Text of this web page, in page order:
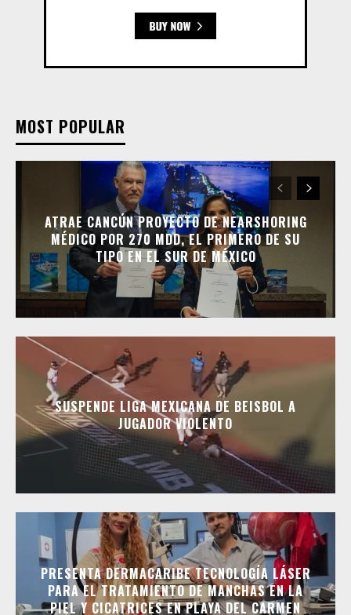
MOST POPULAR
ATRAE CANCÚN PROYECTO DE NEARSHORING
MÉDICO POR 270 MDD, EL PRIMERO DE SU
TIPO EN EL SUR DE MÉXICO
SUSPENDE LIGA MEXICANA DE BEISBOL A
JUGADOR VIOLENTO
PRESENTA DERMACARIBE TECNOLOGÍA LÁSER
PARA EL TRATAMIENTO DE MANCHAS EN LA
PIEL Y CICATRICES EN PLAYA DEL CARMEN